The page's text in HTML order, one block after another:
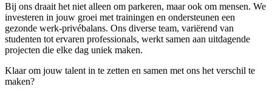
Bij ons draait het niet alleen om parkeren, maar ook om mensen. We
investeren in jouw groei met trainingen en ondersteunen een
gezonde werk-privébalans. Ons diverse team, variërend van
studenten tot ervaren professionals, werkt samen aan uitdagende
projecten die elke dag uniek maken.
Klaar om jouw talent in te zetten en samen met ons het verschil te
maken?